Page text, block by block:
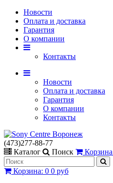
Новости
Оплата и доставка
Гарантия
О компании
Контакты
Новости
Оплата и доставка
Гарантия
О компании
Контакты
(473)277-88-77
Каталог
Поиск Корзина
Корзина: 0 0 руб